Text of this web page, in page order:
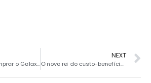
Vale a pena comprar o Galaxy S9 ou S9 Plus na operadora com plano pós-pago?
NEXT
O novo rei do custo-benefício? Huawei Honor 10 é lançado oficialmente